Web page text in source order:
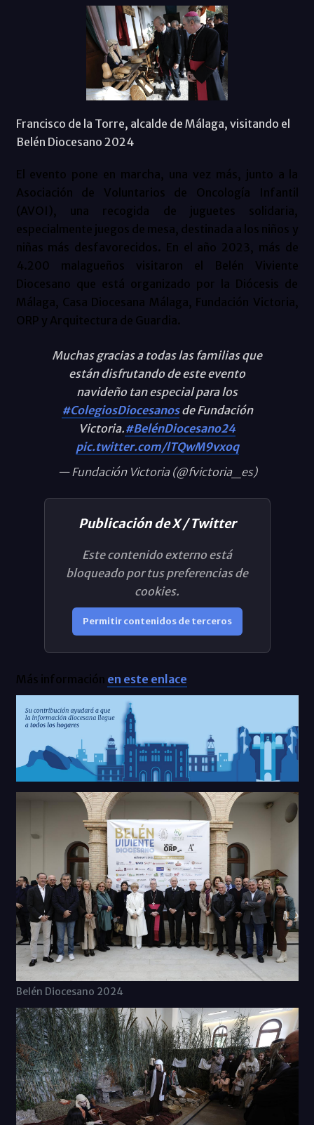
Francisco de la Torre, alcalde de Málaga, visitando el
Belén Diocesano 2024
El evento pone en marcha, una vez más, junto a la
Asociación de Voluntarios de Oncología Infantil
(AVOI), una recogida de juguetes solidaria,
especialmente juegos de mesa, destinada a los niños y
niñas más desfavorecidos. En el año 2023, más de
4.200 malagueños visitaron el Belén Viviente
Diocesano que está organizado por la Diócesis de
Málaga, Casa Diocesana Málaga, Fundación Victoria,
ORP y Arquitectura de Guardia.
Muchas gracias a todas las familias que
están disfrutando de este evento
navideño tan especial para los
#ColegiosDiocesanosde Fundación
Victoria.#BelénDiocesano24
pic.twitter.com/lTQwM9vxoq
— Fundación Victoria (@fvictoria_es)
Publicación de X / Twitter
Este contenido externo está
bloqueado por tus preferencias de
cookies.
Permitir contenidos de terceros
Más información en este enlace
Belén Diocesano 2024